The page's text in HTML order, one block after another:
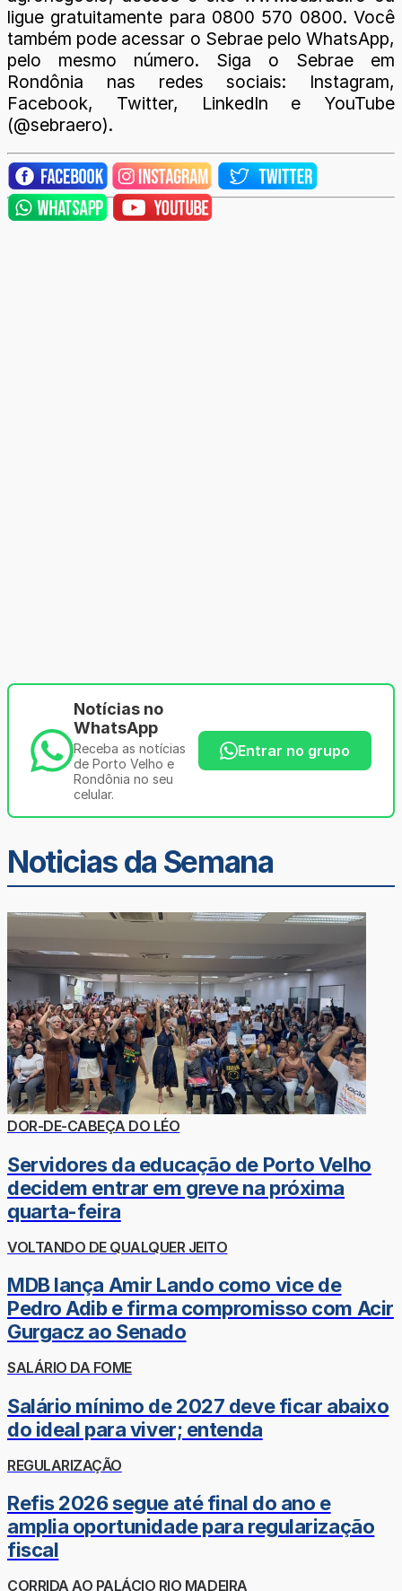
ligue gratuitamente para 0800 570 0800. Você
também pode acessar o Sebrae pelo WhatsApp,
pelo mesmo número. Siga o Sebrae em
Rondônia nas redes sociais: Instagram,
Facebook, Twitter, LinkedIn e YouTube
(@sebraero).
Notícias no
WhatsApp
Receba as notícias
de Porto Velho e
Rondônia no seu
celular.
Entrar no grupo
Noticias da Semana
DOR-DE-CABEÇA DO LÉO
Servidores da educação de Porto Velho
decidem entrar em greve na próxima
quarta-feira
VOLTANDO DE QUALQUER JEITO
MDB lança Amir Lando como vice de
Pedro Adib e firma compromisso com Acir
Gurgacz ao Senado
SALÁRIO DA FOME
Salário mínimo de 2027 deve ficar abaixo
do ideal para viver; entenda
REGULARIZAÇÃO
Refis 2026 segue até final do ano e
amplia oportunidade para regularização
fiscal
CORRIDA AO PALÁCIO RIO MADEIRA